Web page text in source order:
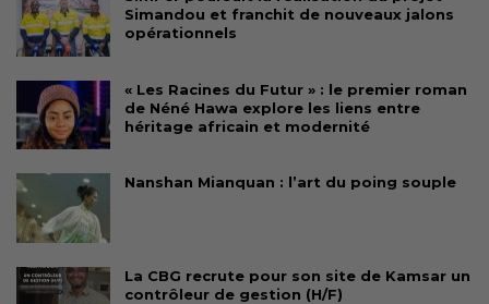
Simandou et franchit de nouveaux jalons
opérationnels
« Les Racines du Futur » : le premier roman
de Néné Hawa explore les liens entre
héritage africain et modernité
Nanshan Mianquan : l’art du poing souple
La CBG recrute pour son site de Kamsar un
contrôleur de gestion (H/F)